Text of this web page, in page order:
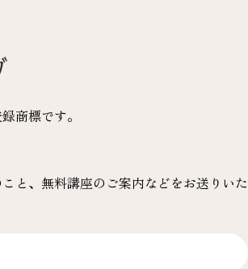
と、無料講座のご案内などをお送りいた
商標です。